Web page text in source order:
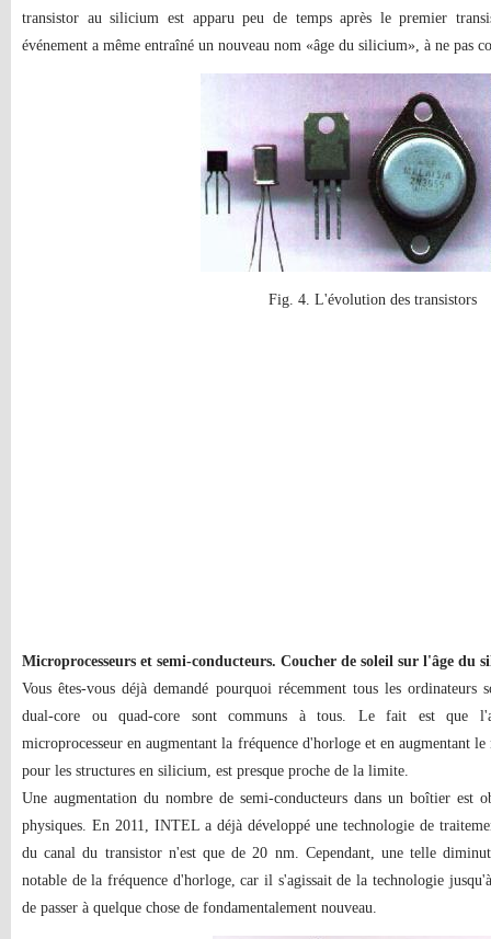
transistor au silicium est apparu peu de temps après le premier
événement a même entraîné un nouveau nom «âge du silicium», à ne pas
Fig. 4. L'évolution des transistors
Microprocesseurs et semi-conducteurs. Coucher de soleil sur l'âge du
Vous êtes-vous déjà demandé pourquoi récemment tous les ordinateurs
dual-core ou quad-core sont communs à tous. Le fait est que
microprocesseur en augmentant la fréquence d'horloge et en augmentant
pour les structures en silicium, est presque proche de la limite.
Une augmentation du nombre de semi-conducteurs dans un boîtier est
physiques. En 2011, INTEL a déjà développé une technologie de
du canal du transistor n'est que de 20 nm. Cependant, une telle
notable de la fréquence d'horloge, car il s'agissait de la technologie
de passer à quelque chose de fondamentalement nouveau.